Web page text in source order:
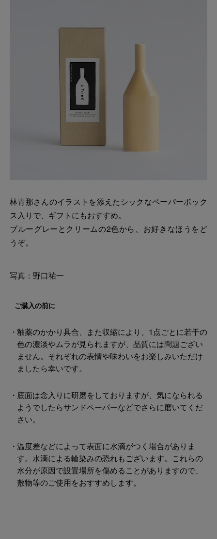
林青那さんのイラストを添えたシックなペーパーボック
ス入りで、ギフトにもおすすめ。
ブルーグレーとクリームの2色から、お好きなほうをど
うぞ。
写真：野口祐一
ご購入の前に
釉薬のかかり具合、また収縮により、1点ごとに若干の
色の濃淡やムラが見られますが、品質には問題ござい
ません。それぞれの表情や味わいをお楽しみいただけ
ましたら幸いです。
底面は念入りに研磨をしておりますが、気になられる
ようでしたらサンドペーパーなどでさらに磨いてくだ
さい。
温度差などによって表面に水滴がつく場合がありま
す。水滴による輪染みの恐れもございます。これらの
水分が原因で設置場所を傷めることがありますので、
敷物等のご使用をおすすめします。